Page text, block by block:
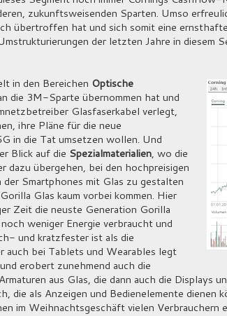
zukunftsweisenden Sparten. Umso
übertroffen hat und sich somit eine
der letzten Jahre in diesem
in den Bereichen Optische
die 3M-Sparte übernommen hat und
Glasfaserkabel verlegt,
ihre Pläne für die neue
in die Tat umsetzen wollen. Und
Blick auf die Spezialmaterialien, wo die
dazu übergehen, bei den hochpreisigen
Smartphones mit Glas zu gestalten
Glas kaum vorbei kommen. Hier
Zeit die neuste Generation Gorilla
weniger Energie verbraucht und
und kratzfester ist als die
auch bei Tablets und Wearables legt
erobert zunehmend auch die
aus Glas, die dann auch die Displays
die als Anzeigen und Bedienelemente dienen
im Weihnachtsgeschäft vielen Verbrauchern